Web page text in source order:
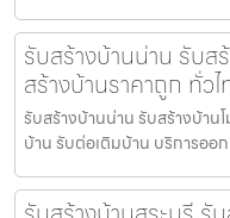
รับสร้างบ้านน่าน รับส
สร้างบ้านราคาถูก ทั่วไ
รับสร้างบ้านน่าน รับสร้างบ้าน
บ้าน รับต่อเติมบ้าน บริการออ